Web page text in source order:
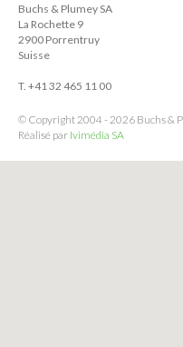
Buchs & Plumey SA
La Rochette 9
2900 Porrentruy
Suisse
T. +41 32 465 11 00
© Copyright 2004 - 2026 Buchs &
Réalisé par Ivimédia SA